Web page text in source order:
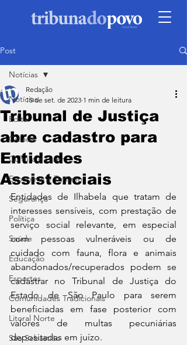
Post
Notícias
Edital
Cidade
Cultura e Lazer
Economia e Turismo
Segurança
Política
Saúde
Educação
Esportes
Comunidades Tradicionais
Litoral Norte
São Sebastião
Notícias
Tribunal de Justiça
abre cadastro para
Entidades
Assistenciais
Redação
15 de set. de 2023 1 min de leitura
Entidades de Ilhabela que tratam de
interesses sensíveis, com prestação de
serviço social relevante, em especial
com pessoas vulneráveis ou de
cuidado com fauna, flora e animais
abandonados/recuperados podem se
cadastrar no Tribunal de Justiça do
Estado de São Paulo para serem
beneficiadas em fase posterior com
valores de multas pecuniárias
depositadas em juízo.